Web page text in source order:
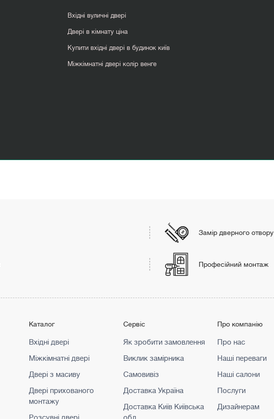
Вхідні вуличні двері
Двері в кімнату ціна
Купити вхідні двері в будинок київ
Міжкімнатні двері колір венге
Замір дверного отвору
Професійний монтаж
Каталог
Вхідні двері
Міжкімнатні двері
Двері з масиву
Двері прихованого
монтажу
Сервіс
Як зробити замовлення
Виклик замірника
Самовивіз
Доставка Україна
Доставка Київ Київська
Про компанію
Про нас
Наші переваги
Наші салони
Послуги
Дизайнерам